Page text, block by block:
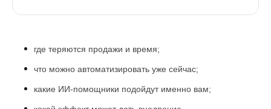
где теряются продажи и время;
что можно автоматизировать уже сейчас;
какие ИИ-помощники подойдут именно вам;